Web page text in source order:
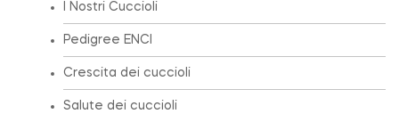
I Nostri Cuccioli
Pedigree ENCI
Crescita dei cuccioli
Salute dei cuccioli